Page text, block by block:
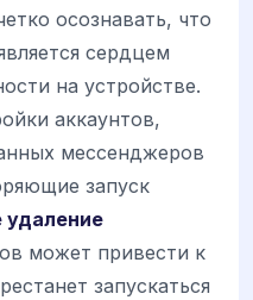
осознавать, что
сердцем
на устройстве.
аккаунтов,
мессенджеров
запуск
удаление
может привести к
запускаться